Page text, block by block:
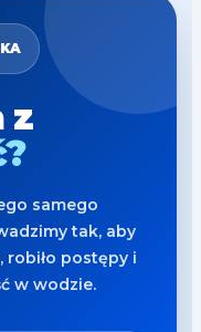
z
samego
tak, aby
robiło postępy i
w wodzie.